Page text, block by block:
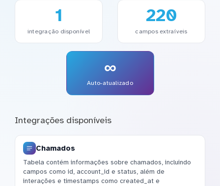
1
integração disponível
220
campos extraíveis
∞
Auto-atualizado
Integrações disponíveis
Chamados
Tabela contém informações sobre chamados, incluindo
campos como id, account_id e status, além de
interações e timestamps como created_at e